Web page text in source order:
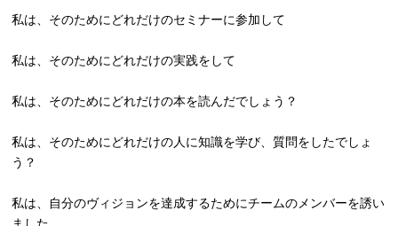
私は、そのためにどれだけのセミナーに参加して
私は、そのためにどれだけの実践をして
私は、そのためにどれだけの本を読んだでしょう？
私は、そのためにどれだけの人に知識を学び、質問をしたでしょ
う？
私は、 自分のヴィジョンを達成するためにチームのメンバーを誘い